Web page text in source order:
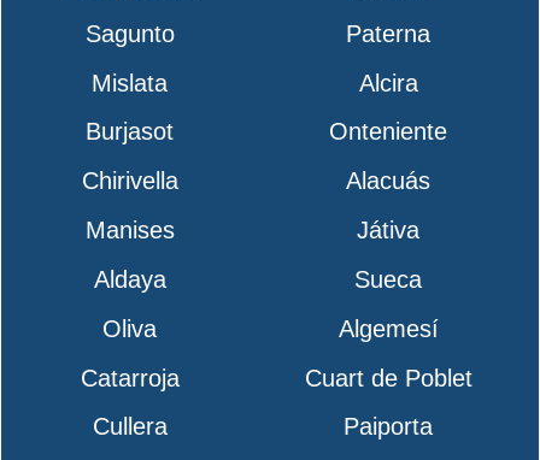
Sagunto
Paterna
Mislata
Alcira
Burjasot
Onteniente
Chirivella
Alacuás
Manises
Játiva
Aldaya
Sueca
Oliva
Algemesí
Catarroja
Cuart de Poblet
Cullera
Paiporta